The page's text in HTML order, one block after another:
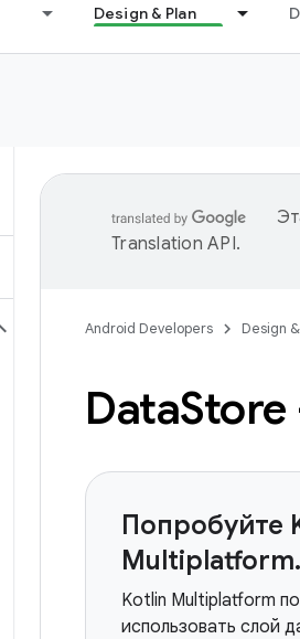
Design & Plan
Translation API.
Android Developers Design
Data
Попробуйте
Multiplatform.
Kotlin Multiplatform
использовать слой